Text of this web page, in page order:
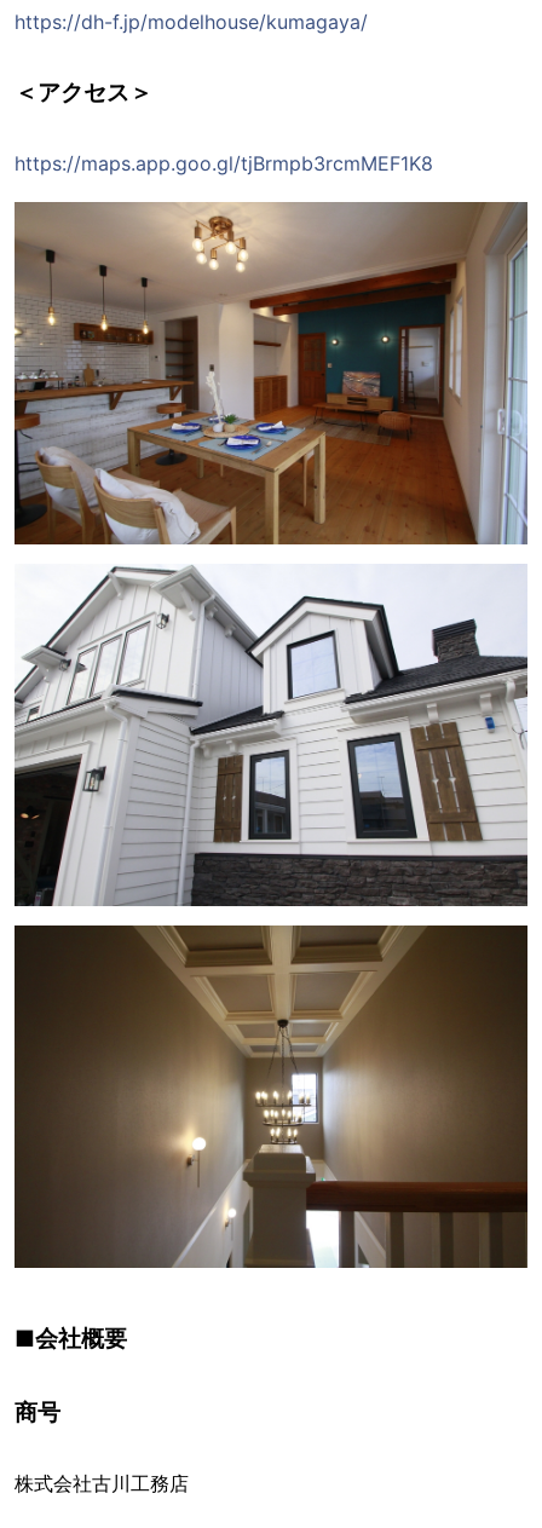
https://dh-f.jp/modelhouse/kumagaya/
＜アクセス＞
https://maps.app.goo.gl/tjBrmpb3rcmMEF1K8
■会社概要
商号
株式会社古川工務店